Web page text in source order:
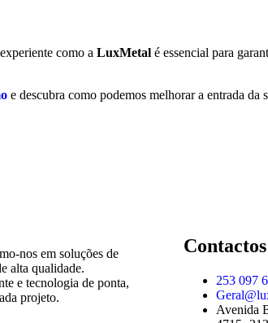
como a LuxMetal é essencial para
e descubra como podemos melhorar a entrada da
nos em soluções de
alta qualidade.
e tecnologia de ponta,
projeto.
Contactos
253 097
Avenida